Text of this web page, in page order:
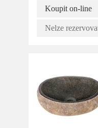
Koupit on-line
Nelze